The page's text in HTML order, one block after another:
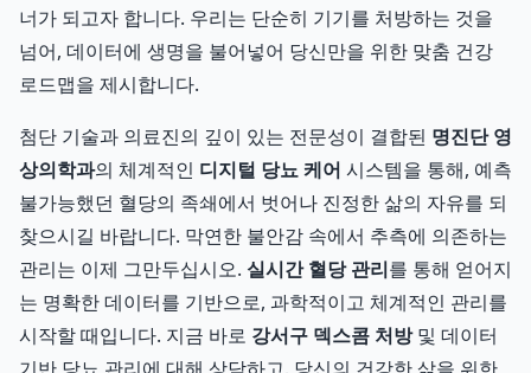
너가 되고자 합니다. 우리는 단순히 기기를 처방하는 것을
넘어, 데이터에 생명을 불어넣어 당신만을 위한 맞춤 건강
로드맵을 제시합니다.
첨단 기술과 의료진의 깊이 있는 전문성이 결합된 명진단 영
상의학과의 체계적인 디지털 당뇨 케어 시스템을 통해, 예측
불가능했던 혈당의 족쇄에서 벗어나 진정한 삶의 자유를 되
찾으시길 바랍니다. 막연한 불안감 속에서 추측에 의존하는
관리는 이제 그만두십시오. 실시간 혈당 관리를 통해 얻어지
는 명확한 데이터를 기반으로, 과학적이고 체계적인 관리를
시작할 때입니다. 지금 바로 강서구 덱스콤 처방및 데이터